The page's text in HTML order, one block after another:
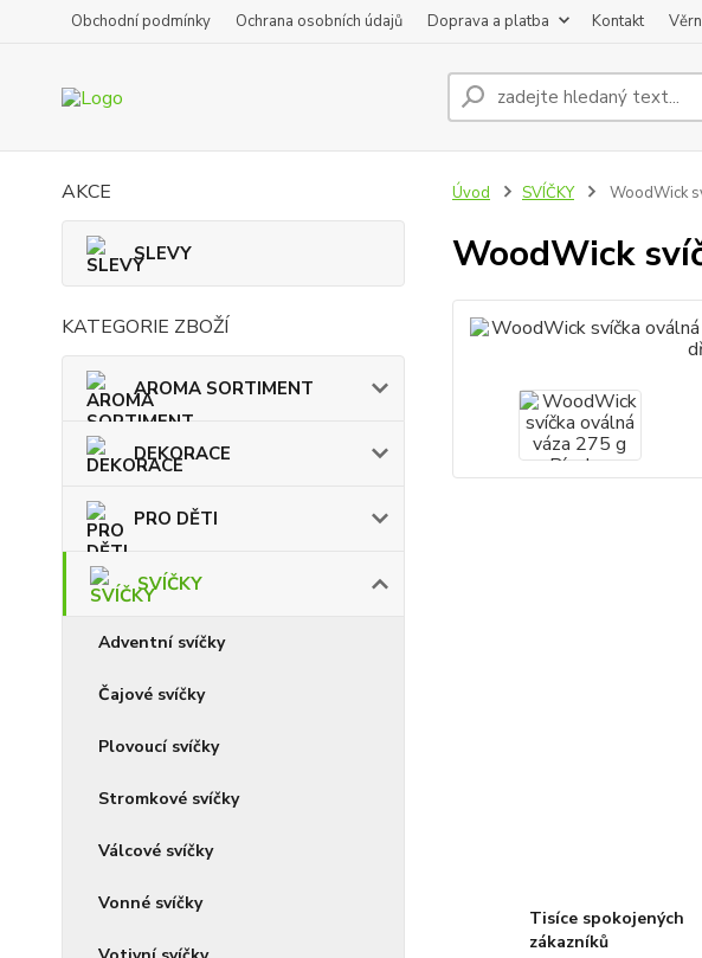
Obchodní podmínky Ochrana osobních údajů Doprava a platba Kontakt
AKCE
SLEVY
KATEGORIE ZBOŽÍ
AROMA SORTIMENT
DEKORACE
PRO DĚTI
SVÍČKY
Adventní svíčky
Čajové svíčky
Plovoucí svíčky
Stromkové svíčky
Válcové svíčky
Vonné svíčky
Úvod SVÍČKY WoodWick
WoodWick
Tisíce spokojených
zákazníků